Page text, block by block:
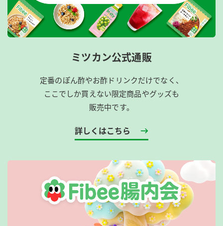
ミツカン公式通販
定番のぽん酢やお酢ドリンクだけでなく、
ここでしか買えない限定商品やグッズも
販売中です。
詳しくはこちら